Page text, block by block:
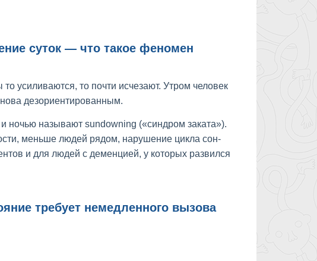
суток — что такое феномен
усиливаются, то почти исчезают. Утром человек
дезориентированным.
ночью называют sundowning («синдром заката»).
меньше людей рядом, нарушение цикла сон-
и для людей с деменцией, у которых развился
требует немедленного вызова